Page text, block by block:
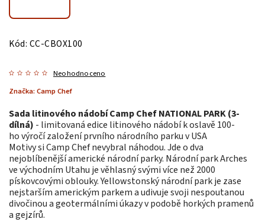
Kód: CC-CBOX100
Neohodnoceno
Značka: Camp Chef
Sada litinového nádobí Camp Chef NATIONAL PARK (3-
dílná) - limitovaná edice litinového nádobí k oslavě 100-
ho výročí založení prvního národního parku v USA
Motivy si Camp Chef nevybral náhodou. Jde o dva
nejoblíbenější americké národní parky. Národní park Arches
ve východním Utahu je věhlasný svými více než 2000
pískovcovými oblouky. Yellowstonský národní park je zase
nejstarším americkým parkem a udivuje svoji nespoutanou
divočinou a geotermálními úkazy v podobě horkých pramenů
a gejzírů.